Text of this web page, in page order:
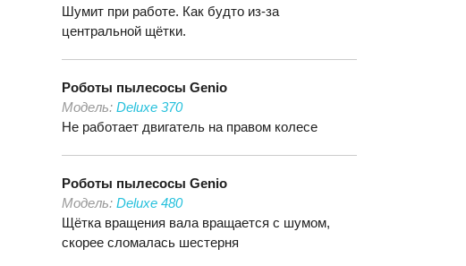
Шумит при работе. Как будто из-за
центральной щётки.
Роботы пылесосы Genio
Модель: Deluxe 370
Не работает двигатель на правом колесе
Роботы пылесосы Genio
Модель: Deluxe 480
Щётка вращения вала вращается с шумом,
скорее сломалась шестерня